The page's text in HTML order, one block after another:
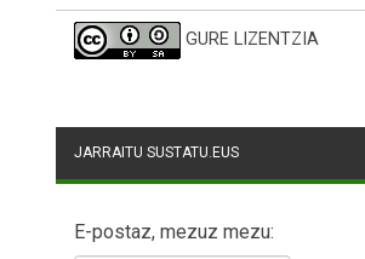
GURE LIZENTZIA
JARRAITU SUSTATU.EUS
E-postaz, mezuz mezu: